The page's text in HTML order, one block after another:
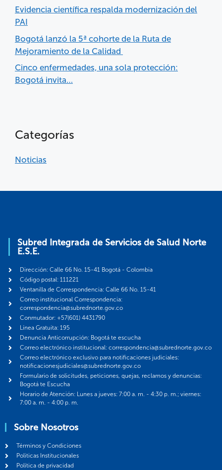
Evidencia científica respalda modernización del
PAI
Bogotá lanzó la 5ª cohorte de la Ruta de
Mejoramiento de la Calidad
Cinco enfermedades, una sola protección:
Bogotá invita…
Categorías
Noticias
Subred Integrada de Servicios de Salud Norte
E.S.E.
Dirección: Calle 66 No. 15-41 Bogotá - Colombia
Código postal: 111221
Ventanilla de Correspondencia: Calle 66 No. 15-41
Correo institucional Correspondencia:
correspondencia@subrednorte.gov.co
Conmutador: +57(601) 4431790
Línea Gratuita: 195
Denuncia Anticorrupción: Bogotá te escucha
Correo electrónico institucional: correspondencia@subrednorte.gov.co
Correo electrónico exclusivo para notificaciones judiciales:
notificacionesjudiciales@subrednorte.gov.co
Formulario de solicitudes, peticiones, quejas, reclamos y denuncias:
Bogotá te Escucha
Horario de Atención: Lunes a jueves: 7:00 a. m. - 4:30 p. m.; viernes:
7:00 a. m. - 4:00 p. m.
Sobre Nosotros
Términos y Condiciones
Politicas Institucionales
Política de privacidad